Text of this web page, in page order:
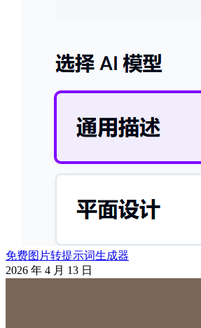
免费图片转提示词生成器
2026 年 4 月 13 日